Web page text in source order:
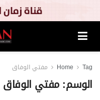
Home Tag مفتي الوفاق
الوسم:مفتي الوفاق